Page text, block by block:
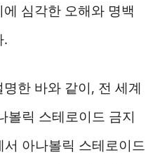
심각한 오해와 명백
.
한 바와 같이, 전 세계
볼릭 스테로이드 금지
아나볼릭 스테로이드